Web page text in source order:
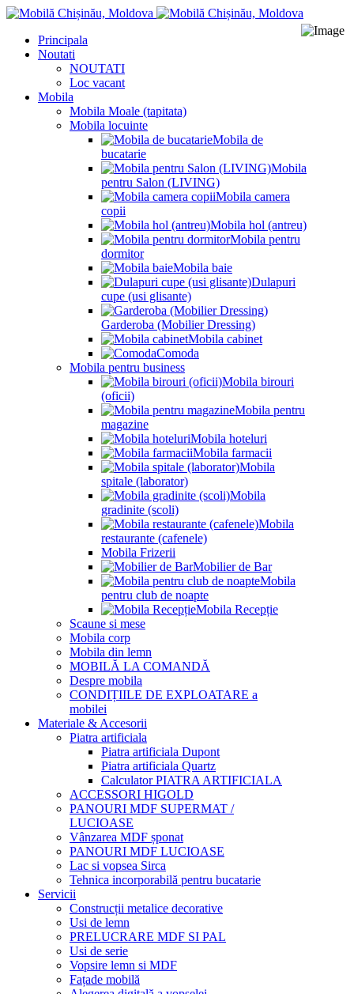
Principala
Noutati
NOUTATI
Loc vacant
Mobila
Mobila Moale (tapitata)
Mobila locuinte
Mobila de
bucatarie
Mobila
pentru Salon (LIVING)
Mobila camera
copii
Mobila hol (antreu)
Mobila pentru
dormitor
Mobila baie
Dulapuri
cupe (usi glisante)
Garderoba (Mobilier Dressing)
Mobila cabinet
Comoda
Mobila pentru business
Mobila birouri
(oficii)
Mobila pentru
magazine
Mobila hoteluri
Mobila farmacii
Mobila
spitale (laborator)
Mobila
gradinite (scoli)
Mobila
restaurante (cafenele)
Mobila Frizerii
Mobilier de Bar
Mobila
pentru club de noapte
Mobila Recepție
Scaune si mese
Mobila corp
Mobila din lemn
MOBILĂ LA COMANDĂ
Despre mobila
CONDIȚIILE DE EXPLOATARE a
mobilei
Materiale & Accesorii
Piatra artificiala
Piatra artificiala Dupont
Piatra artificiala Quartz
Calculator PIATRA ARTIFICIALA
ACCESSORI HIGOLD
PANOURI MDF SUPERMAT /
LUCIOASE
Vânzarea MDF șponat
PANOURI MDF LUCIOASE
Lac si vopsea Sirca
Tehnica incorporabilă pentru bucatarie
Servicii
Construcții metalice decorative
Usi de lemn
PRELUCRARE MDF SI PAL
Usi de serie
Vopsire lemn si MDF
Fațade mobilă